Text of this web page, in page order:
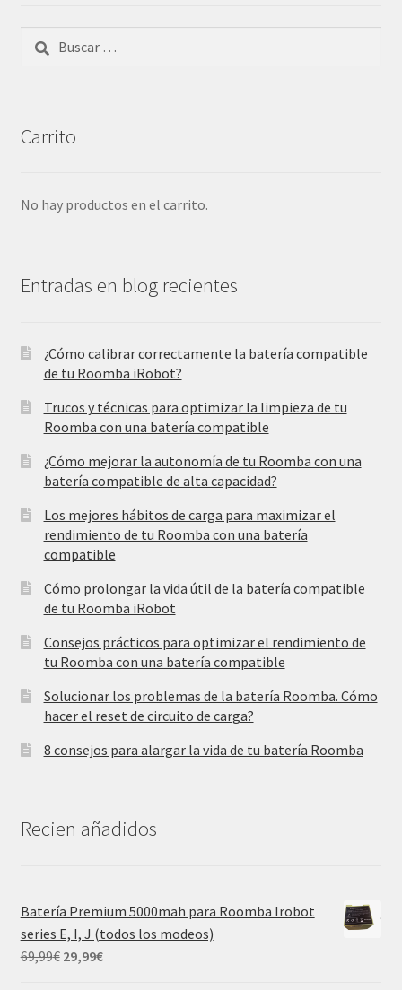
Carrito
No hay productos en el carrito.
Entradas en blog recientes
¿Cómo calibrar correctamente la batería compatible
de tu Roomba iRobot?
Trucos y técnicas para optimizar la limpieza de tu
Roomba con una batería compatible
¿Cómo mejorar la autonomía de tu Roomba con una
batería compatible de alta capacidad?
Los mejores hábitos de carga para maximizar el
rendimiento de tu Roomba con una batería
compatible
Cómo prolongar la vida útil de la batería compatible
de tu Roomba iRobot
Consejos prácticos para optimizar el rendimiento de
tu Roomba con una batería compatible
Solucionar los problemas de la batería Roomba. Cómo
hacer el reset de circuito de carga?
8 consejos para alargar la vida de tu batería Roomba
Recien añadidos
Batería Premium 5000mah para Roomba Irobot
series E, I, J (todos los modeos)
69,99€ El
29,99€El